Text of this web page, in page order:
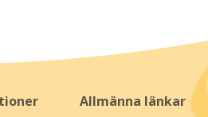
Allmänna länkar